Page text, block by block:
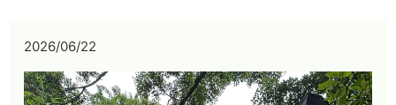
2026/06/22